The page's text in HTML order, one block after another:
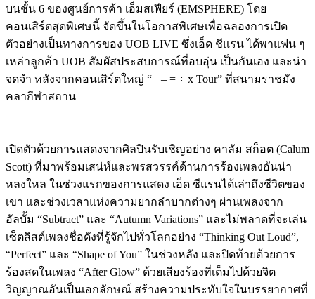
บนชั้น 6 ของศูนย์การค้า เอ็มสเฟียร์ (EMSPHERE) โดย
คอนเสิร์ตสุดพิเศษนี้ จัดขึ้นในโอกาสพิเศษเพื่อฉลองการเปิด
ตัวอย่างเป็นทางการของ UOB LIVE ซึ่งเอ็ด ชีแรน ได้พาแฟน ๆ
เหล่าลูกค้า UOB สัมผัสประสบการณ์ที่อบอุ่น เป็นกันเอง และน่า
จดจำ หลังจากคอนเสิร์ตใหญ่ “+ – = ÷ x Tour” ที่สนามราชมัง
คลากีฬาสถาน
เปิดตัวด้วยการแสดงจากศิลปินรับเชิญอย่าง คาลัม สก็อต (Calum
Scott) ที่มาพร้อมเสน่ห์และพรสวรรค์ด้านการร้องเพลงอันน่า
หลงใหล ในช่วงแรกของการแสดง เอ็ด ชีแรนได้เล่าถึงชีวิตของ
เขา และช่วงเวลาแห่งความยากลำบากต่างๆ ผ่านเพลงจาก
อัลบั้ม “Subtract” และ “Autumn Variations” และไม่พลาดที่จะเล่น
เซ็ตลิสต์เพลงชื่อดังที่รู้จักไปทั่วโลกอย่าง “Thinking Out Loud”,
“Perfect” และ “Shape of You” ในช่วงหลัง และปิดท้ายด้วยการ
ร้องสดในเพลง “After Glow” ด้วยเสียงร้องที่เต็มไปด้วยจิต
วิญญาณอันเป็นเอกลักษณ์ สร้างความประทับใจในบรรยากาศที่